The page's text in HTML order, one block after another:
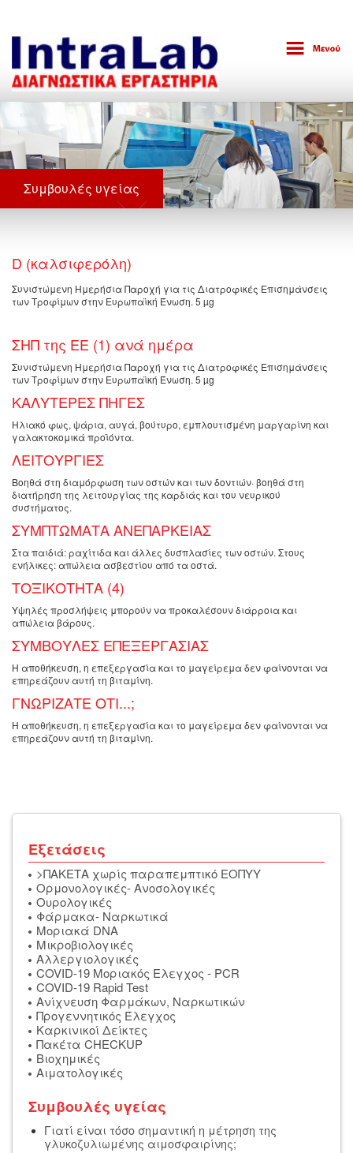
Συμβουλές υγείας
D (καλσιφερόλη)
Συνιστώμενη Ημερήσια Παροχή για τις Διατροφικές Επισημάνσεις
των Τροφίμων στην Ευρωπαϊκή Ένωση. 5 µg
ΣΗΠ της ΕΕ (1) ανά ημέρα
Συνιστώμενη Ημερήσια Παροχή για τις Διατροφικές Επισημάνσεις
των Τροφίμων στην Ευρωπαϊκή Ένωση. 5 µg
ΚΑΛΥΤΕΡΕΣ ΠΗΓΕΣ
Ηλιακό φως, ψάρια, αυγά, βούτυρο, εμπλουτισμένη μαργαρίνη και
γαλακτοκομικά προϊόντα.
ΛΕΙΤΟΥΡΓΙΕΣ
Βοηθά στη διαμόρφωση των οστών και των δοντιών· βοηθά στη
διατήρηση της λειτουργίας της καρδιάς και του νευρικού
συστήματος.
ΣΥΜΠΤΩΜΑΤΑ ΑΝΕΠΑΡΚΕΙΑΣ
Στα παιδιά: ραχίτιδα και άλλες δυσπλασίες των οστών. Στους
ενήλικες: απώλεια ασβεστίου από τα οστά.
ΤΟΞΙΚΟΤΗΤΑ (4)
Υψηλές προσλήψεις μπορούν να προκαλέσουν διάρροια και
απώλεια βάρους.
ΣΥΜΒΟΥΛΕΣ ΕΠΕΞΕΡΓΑΣΙΑΣ
Η αποθήκευση, η επεξεργασία και το μαγείρεμα δεν φαίνονται να
επηρεάζουν αυτή τη βιταμίνη.
ΓΝΩΡΙΖΑΤΕ ΟΤΙ...;
Η αποθήκευση, η επεξεργασία και το μαγείρεμα δεν φαίνονται να
επηρεάζουν αυτή τη βιταμίνη.
Εξετάσεις
>ΠΑΚΕΤΑ χωρίς παραπεμπτικό ΕΟΠΥΥ
Ορμονολογικές- Ανοσολογικές
Oυρολογικές
Φάρμακα- Ναρκωτικά
Μοριακά DNA
Μικροβιολογικές
Αλλεργιολογικές
COVID-19 Μοριακός Ελεγχος - PCR
COVID-19 Rapid Test
Ανίχνευση Φαρμάκων, Ναρκωτικών
Προγεννητικός Έλεγχος
Καρκινικοί Δείκτες
Πακέτα CHECKUP
Βιοχημικές
Αιματολογικές
Συμβουλές υγείας
Γιατί είναι τόσο σημαντική η μέτρηση της
γλυκοζυλιωμένης αιμοσφαιρίνης;